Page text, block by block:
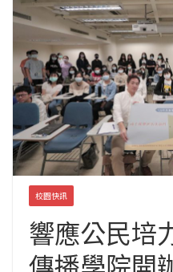
校園快訊
響應公民培